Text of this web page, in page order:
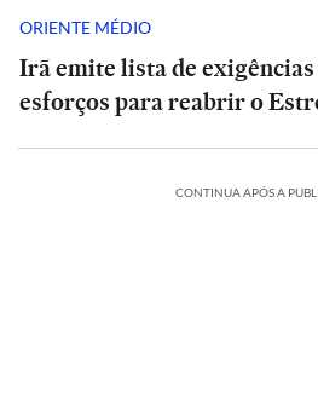
ORIENTE MÉDIO
Irã emite lista de
esforços para reabrir o
CONTINUA APÓS A